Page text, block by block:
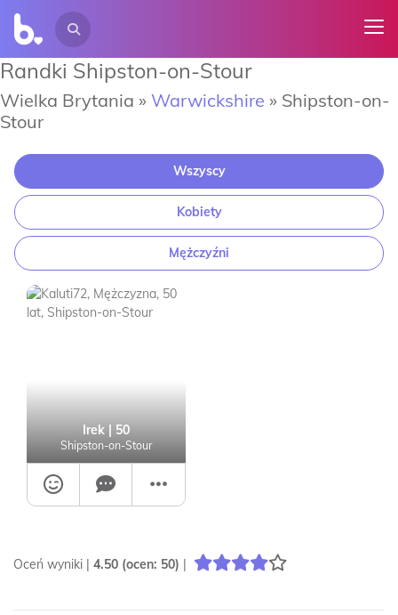
Randki Shipston-on-Stour
Wielka Brytania » Warwickshire » Shipston-on-
Stour
Wszyscy
Kobiety
Mężczyźni
Irek | 50
Shipston-on-Stour
Oceń wyniki | 4.50 (ocen: 50) |